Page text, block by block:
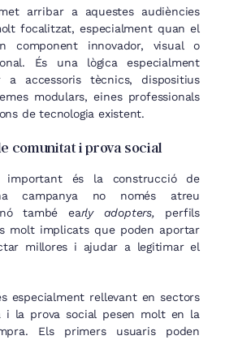
arribar a aquestes audiències
focalitzat, especialment quan el
component innovador, visual o
És una lògica especialment
a accessoris tècnics, dispositius
modulars, eines professionals
de tecnologia existent.
comunitat i prova social
important és la construcció de
campanya no només atreu
també early adopters,
perfils
molt implicats que poden aportar
millores i ajudar a legitimar el
especialment rellevant en sectors
i la prova social pesen molt en la
Els primers usuaris poden